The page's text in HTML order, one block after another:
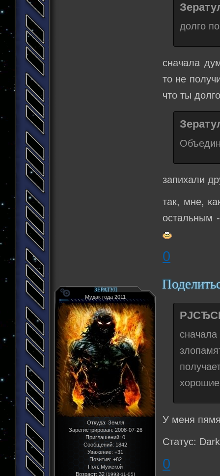
долго
сначала
то не
что ты
запихали
так, мне,
остальным
0
ЗЕРАТУЛ
Мудак года 2011
Откуда: Земля
Зарегистрирован: 2008-07-26
Приглашений: 0
Сообщений: 1842
Уважение: +31
Позитив: +82
Пол: Мужской
Возраст: 32 [1993-11-05]
У меня
Статус:
0